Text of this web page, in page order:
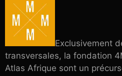
Exclusivement
transversales, la fondation
Atlas Afrique sont un